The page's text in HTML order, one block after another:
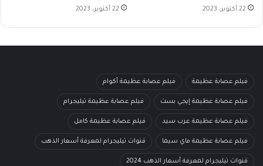
22 أكتوبر، 2023 22 أكتوبر، 2023
فيلم عصابة عظيمة فيلم عصابة عظيمة أكوام
فيلم عصابة عظيمة إيجي بست فيلم عصابة عظيمة تيليجرام
فيلم عصابة عظيمة عرب سيد فيلم عصابة عظيمة كامل
فيلم عصابة عظيمة ماي سيما قنوات تيليجرام لمعرفة أسعار الذهب
قنوات تيليجرام لمعرفة أسعار الذهب 2024